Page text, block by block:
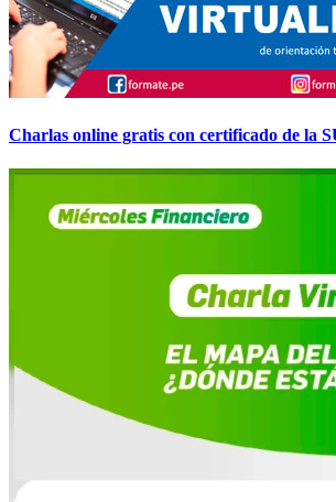
Charlas online gratis con certificado de la